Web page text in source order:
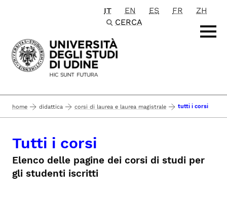
Passa al contenuto principale
IT EN ES FR
ZH
CERCA
home didattica corsi di laurea e laurea magistrale tutti i corsi
Tutti i corsi
Elenco delle pagine dei corsi di studi per
gli studenti iscritti